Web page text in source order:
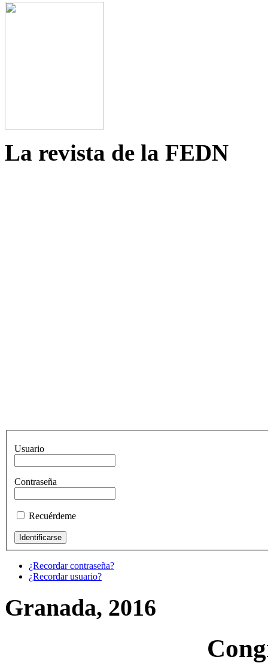
La revista de la FEDN
Usuario
Contraseña
Recuérdeme
¿Recordar contraseña?
¿Recordar usuario?
Granada, 2016